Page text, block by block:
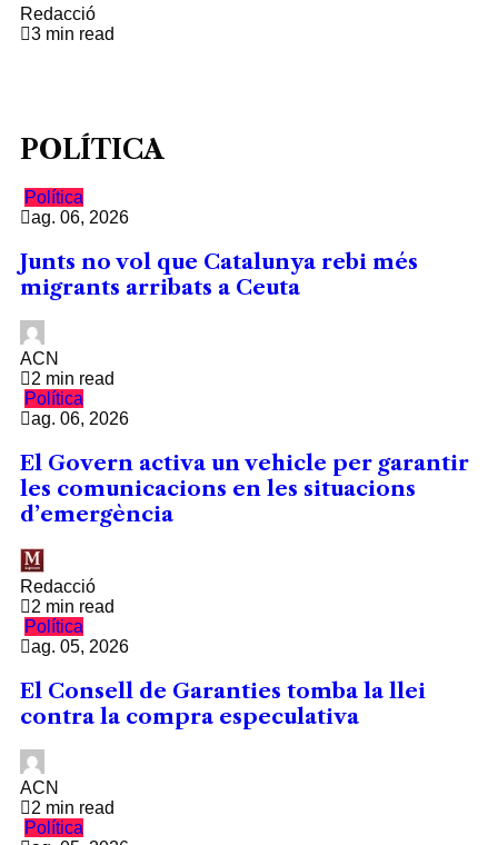
Redacció
3 min read
POLÍTICA
Política
ag. 06, 2026
Junts no vol que Catalunya rebi més
migrants arribats a Ceuta
ACN
2 min read
Política
ag. 06, 2026
El Govern activa un vehicle per garantir
les comunicacions en les situacions
d’emergència
Redacció
2 min read
Política
ag. 05, 2026
El Consell de Garanties tomba la llei
contra la compra especulativa
ACN
2 min read
Política